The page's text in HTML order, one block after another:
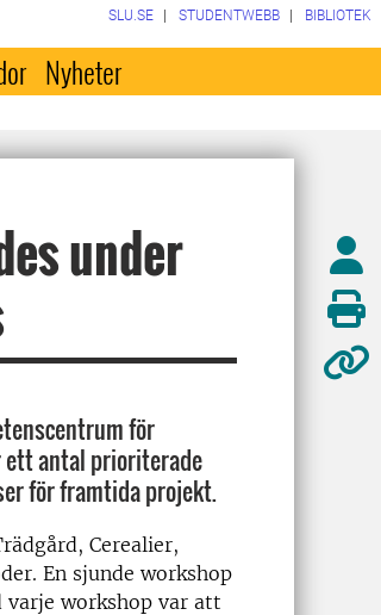
SLU.SE STUDENTWEBB BIBLIOTEK
Nyheter
under
för
ett antal prioriterade
för framtida projekt.
Cerealier,
En sjunde workshop
varje workshop var att